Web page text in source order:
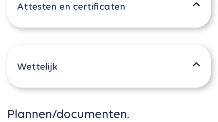
Attesten en certificaten
Wettelijk
Plannen/documenten